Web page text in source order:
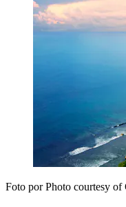
Foto por Photo courtesy of